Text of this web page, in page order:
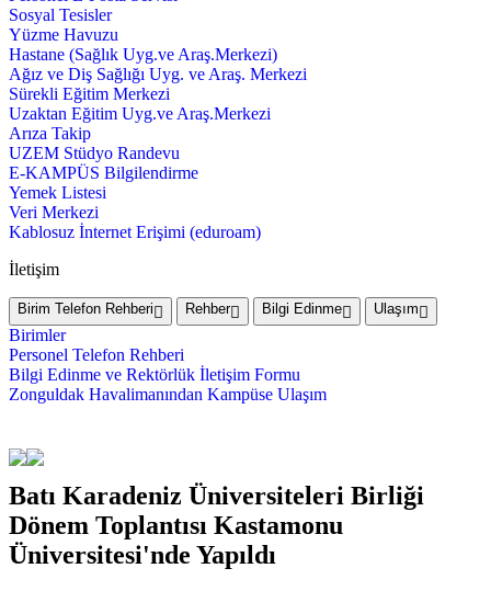
Sosyal Tesisler
Yüzme Havuzu
Hastane (Sağlık Uyg.ve Araş.Merkezi)
Ağız ve Diş Sağlığı Uyg. ve Araş. Merkezi
Sürekli Eğitim Merkezi
Uzaktan Eğitim Uyg.ve Araş.Merkezi
Arıza Takip
UZEM Stüdyo Randevu
E-KAMPÜS Bilgilendirme
Yemek Listesi
Veri Merkezi
Kablosuz İnternet Erişimi (eduroam)
İletişim
Birim Telefon Rehberi Rehber Bilgi Edinme Ulaşım
Birimler
Personel Telefon Rehberi
Bilgi Edinme ve Rektörlük İletişim Formu
Zonguldak Havalimanından Kampüse Ulaşım
Batı Karadeniz Üniversiteleri Birliği
Dönem Toplantısı Kastamonu
Üniversitesi'nde Yapıldı